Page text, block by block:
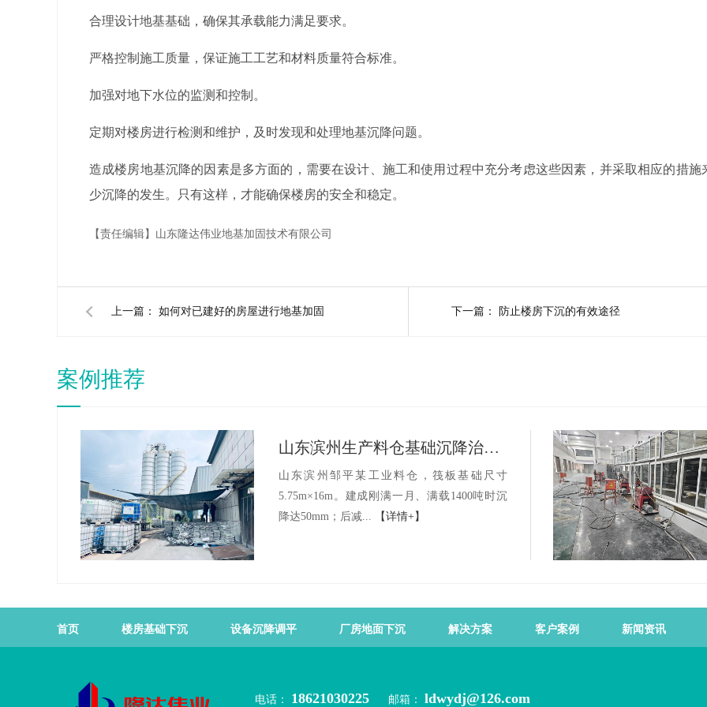
合理设计地基基础，确保其承载能力满足要求。
严格控制施工质量，保证施工工艺和材料质量符合标准。
加强对地下水位的监测和控制。
定期对楼房进行检测和维护，及时发现和处理地基沉降问题。
造成楼房地基沉降的因素是多方面的，需要在设计、施工和使用过程中充分考虑这些因素，并采取相应的措施
少沉降的发生。只有这样，才能确保楼房的安全和稳定。
【责任编辑】 山东隆达伟业地基加固技术有限公司
上一篇： 如何对已建好的房屋进行地基加固 下一篇： 防止楼房下沉的有效途径
案例推荐
山东滨州生产料仓基础沉降治理项目
山东滨州邹平某工业料仓，筏板基础尺寸
5.75m×16m。建成刚满一月、满载1400吨时沉
降达50mm；后减...
【详情+】
首页 楼房基础下沉 设备沉降调平 厂房地面下沉 解决方案 客户案例 新闻资讯
电话： 18621030225 邮箱： ldwydj@126.com